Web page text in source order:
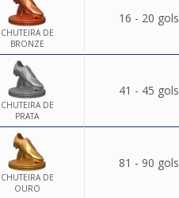
CHUTEIRA DE
BRONZE
16 - 20 gols
CHUTEIRA DE
PRATA
41 - 45 gols
CHUTEIRA DE
OURO
81 - 90 gols